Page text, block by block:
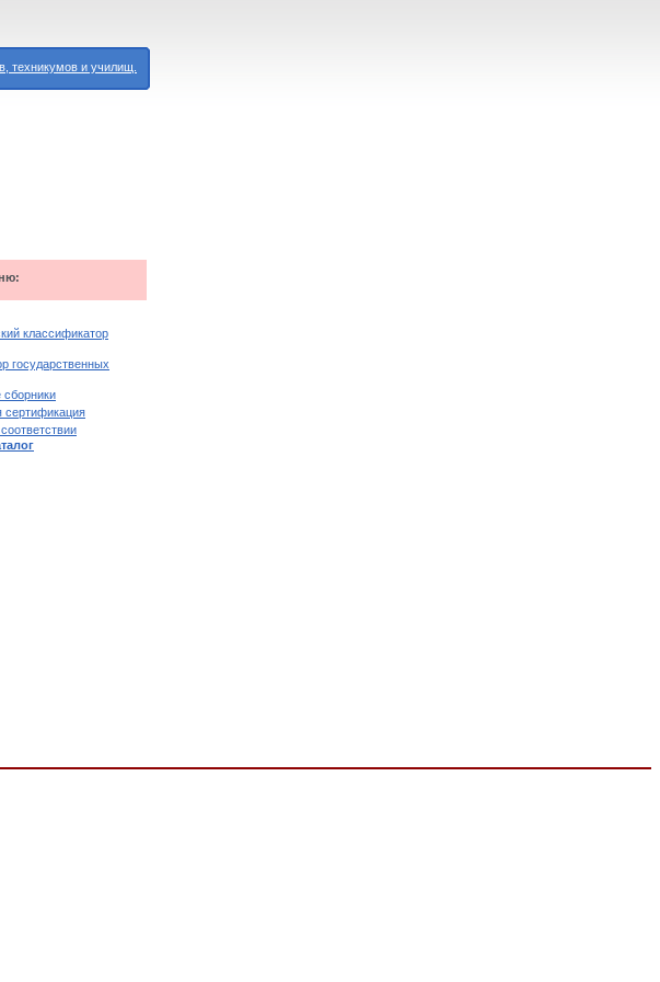
техникумов и училищ.
классификатор
государственных
сборники
сертификация